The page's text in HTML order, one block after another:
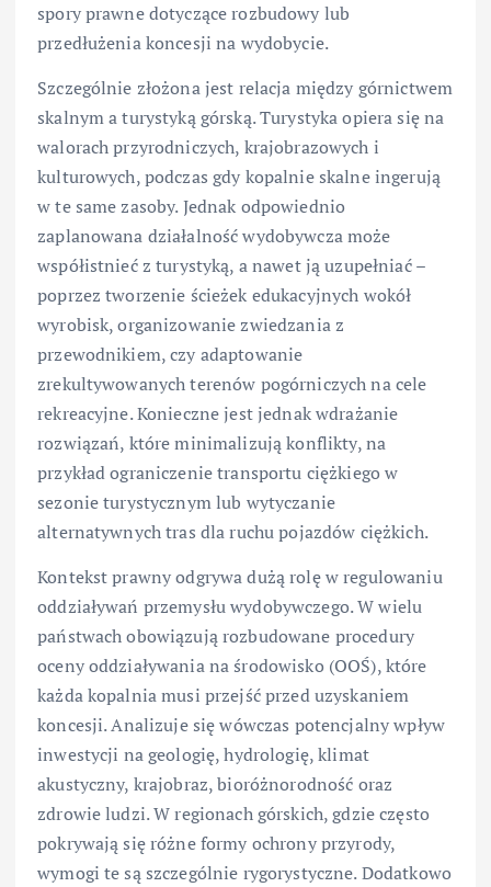
spory prawne dotyczące rozbudowy lub
przedłużenia koncesji na wydobycie.
Szczególnie złożona jest relacja między górnictwem
skalnym a turystyką górską. Turystyka opiera się na
walorach przyrodniczych, krajobrazowych i
kulturowych, podczas gdy kopalnie skalne ingerują
w te same zasoby. Jednak odpowiednio
zaplanowana działalność wydobywcza może
współistnieć z turystyką, a nawet ją uzupełniać –
poprzez tworzenie ścieżek edukacyjnych wokół
wyrobisk, organizowanie zwiedzania z
przewodnikiem, czy adaptowanie
zrekultywowanych terenów pogórniczych na cele
rekreacyjne. Konieczne jest jednak wdrażanie
rozwiązań, które minimalizują konflikty, na
przykład ograniczenie transportu ciężkiego w
sezonie turystycznym lub wytyczanie
alternatywnych tras dla ruchu pojazdów ciężkich.
Kontekst prawny odgrywa dużą rolę w regulowaniu
oddziaływań przemysłu wydobywczego. W wielu
państwach obowiązują rozbudowane procedury
oceny oddziaływania na środowisko (OOŚ), które
każda kopalnia musi przejść przed uzyskaniem
koncesji. Analizuje się wówczas potencjalny wpływ
inwestycji na geologię, hydrologię, klimat
akustyczny, krajobraz, bioróżnorodność oraz
zdrowie ludzi. W regionach górskich, gdzie często
pokrywają się różne formy ochrony przyrody,
wymogi te są szczególnie rygorystyczne. Dodatkowo